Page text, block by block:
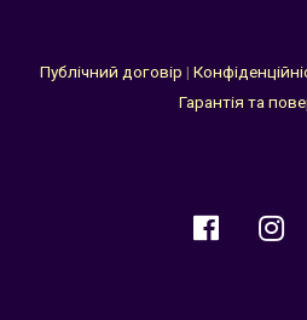
Публічний договір |
Гарантія та